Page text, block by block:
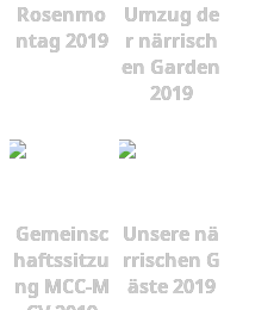
Rosenmo
ntag 2019
Umzug de
r närrisch
en Garden
2019
Gemeinsc
haftssitzu
ng MCC-M
Unsere nä
rrischen G
äste 2019